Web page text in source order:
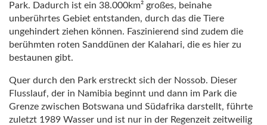
Park. Dadurch ist ein 38.000km² großes, beinahe
unberührtes Gebiet entstanden, durch das die Tiere
ungehindert ziehen können. Faszinierend sind zudem die
berühmten roten Sanddünen der Kalahari, die es hier zu
bestaunen gibt.
Quer durch den Park erstreckt sich der Nossob. Dieser
Flusslauf, der in Namibia beginnt und dann im Park die
Grenze zwischen Botswana und Südafrika darstellt, führte
zuletzt 1989 Wasser und ist nur in der Regenzeit zeitweilig